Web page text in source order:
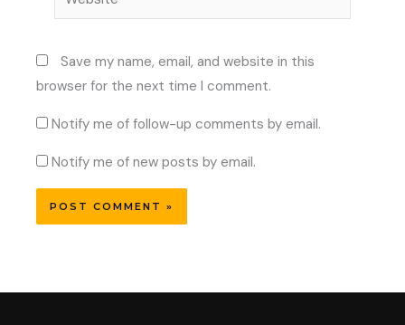
Save my name, email, and website in this
browser for the next time I comment.
Notify me of follow-up comments by email.
Notify me of new posts by email.